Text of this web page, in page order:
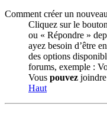
Comment créer un
Cliquez sur le
ou « Répondre »
ayez besoin d’être
des options
forums, exemple :
Vous pouvez
Haut